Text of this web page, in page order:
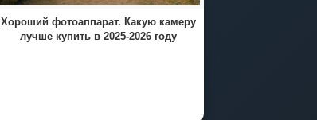
Хороший фотоаппарат. Какую камеру
лучше купить в 2025-2026 году